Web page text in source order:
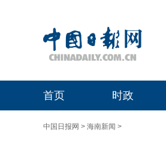
首页 时政
中国日报网 > 海南新闻 >